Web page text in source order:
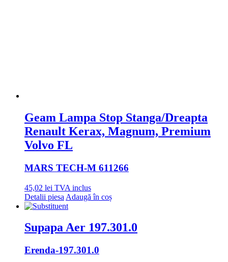
Geam Lampa Stop Stanga/Dreapta
Renault Kerax, Magnum, Premium
Volvo FL
MARS TECH-M 611266
45,02 lei TVA inclus
Detalii piesa Adaugă în coș
Supapa Aer 197.301.0
Erenda-197.301.0